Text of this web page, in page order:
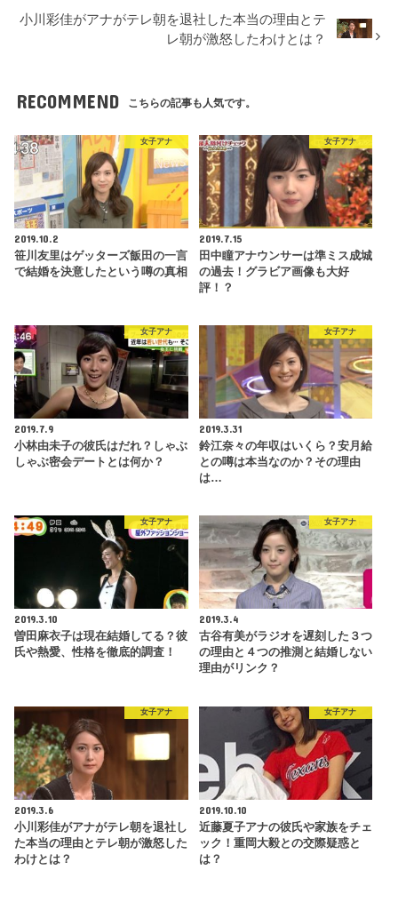
小川彩佳がアナがテレ朝を退社した本当の理由とテ
レ朝が激怒したわけとは？
RECOMMEND こちらの記事も人気です。
女子アナ
2019.10.2
笹川友里はゲッターズ飯田の一言
で結婚を決意したという噂の真相
女子アナ
2019.7.15
田中瞳アナウンサーは準ミス成城
の過去！グラビア画像も大好
評！？
女子アナ
2019.7.9
小林由未子の彼氏はだれ？しゃぶ
しゃぶ密会デートとは何か？
女子アナ
2019.3.31
鈴江奈々の年収はいくら？安月給
との噂は本当なのか？その理由
は…
女子アナ
2019.3.10
曽田麻衣子は現在結婚してる？彼
氏や熱愛、性格を徹底的調査！
女子アナ
2019.3.4
古谷有美がラジオを遅刻した３つ
の理由と４つの推測と結婚しない
理由がリンク？
女子アナ
2019.3.6
小川彩佳がアナがテレ朝を退社し
た本当の理由とテレ朝が激怒した
わけとは？
女子アナ
2019.10.10
近藤夏子アナの彼氏や家族をチェ
ック！重岡大毅との交際疑惑と
は？